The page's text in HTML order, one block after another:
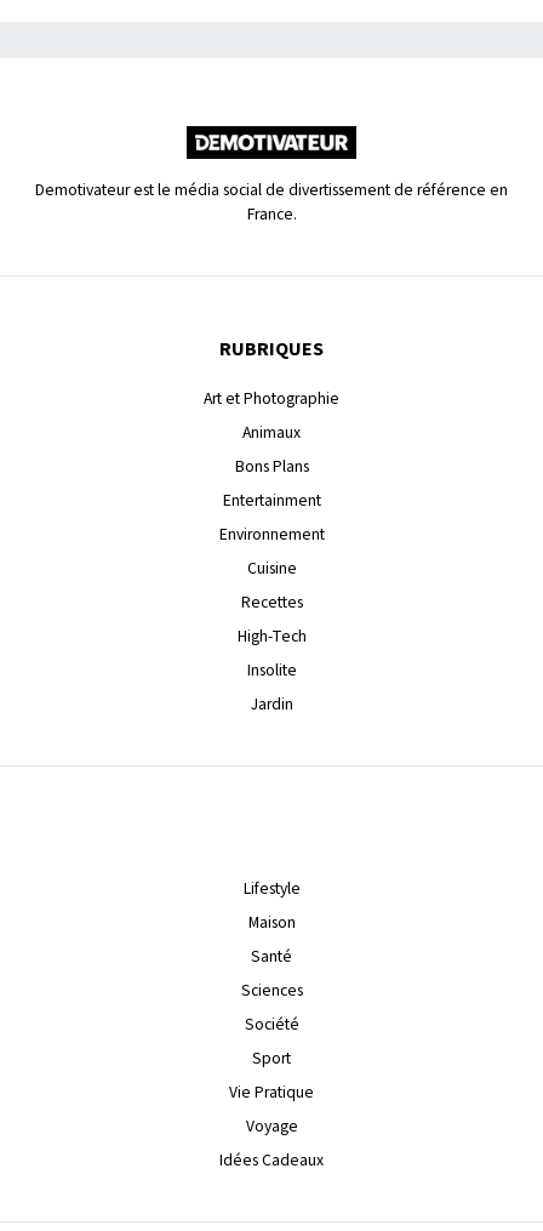
Demotivateur est le média social de divertissement de référence en
France.
RUBRIQUES
Art et Photographie
Animaux
Bons Plans
Entertainment
Environnement
Cuisine
Recettes
High-Tech
Insolite
Jardin
Lifestyle
Maison
Santé
Sciences
Société
Sport
Vie Pratique
Voyage
Idées Cadeaux